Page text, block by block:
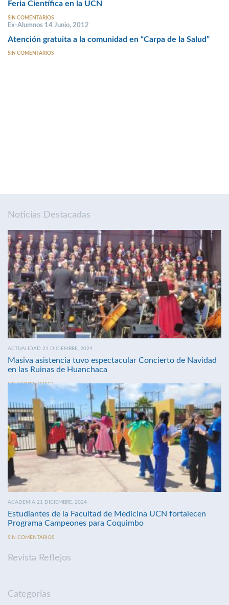
Feria Científica en la UCN
SIN COMENTARIOS
Ex-Alumnos 14 Junio, 2012
Atención gratuita a la comunidad en “Carpa de la Salud”
SIN COMENTARIOS
Noticias Destacadas
ACTUALIDAD 21 DICIEMBRE, 2024
Masiva asistencia tuvo espectacular Concierto de Navidad
en las Ruinas de Huanchaca
SIN COMENTARIOS
ACADEMIA 21 DICIEMBRE, 2024
Estudiantes de la Facultad de Medicina UCN fortalecen
Programa Campeones para Coquimbo
SIN COMENTARIOS
Revista Reflejos
Categorías